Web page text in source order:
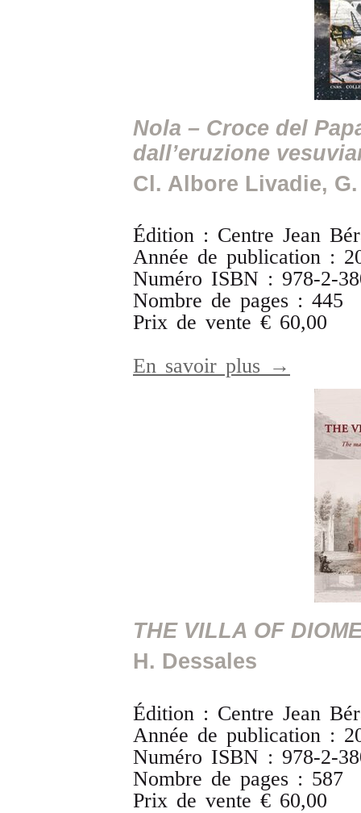
Nola – Croce del
dall’eruzione
Cl. Albore Livadie,
Édition : Centre Jean
Année de publication :
Numéro ISBN : 978-2-
Nombre de pages : 445
Prix de vente € 60,00
En savoir plus →
THE VILLA OF
H. Dessales
Édition : Centre Jean
Année de publication :
Numéro ISBN : 978-2-
Nombre de pages : 587
Prix de vente € 60,00